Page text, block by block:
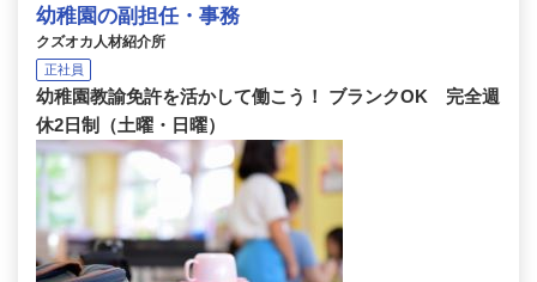
幼稚園の副担任・事務
クズオカ人材紹介所
正社員
幼稚園教諭免許を活かして働こう！ ブランクOK 完全週
休2日制（土曜・日曜）